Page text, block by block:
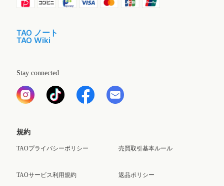
TAO ノート
TAO Wiki
Stay connected
規約
TAOプライバシーポリシー
TAOサービス利用規約
売買取引基本ルール
返品ポリシー